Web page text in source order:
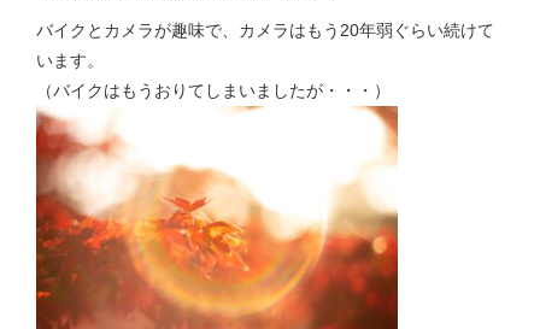
バイクとカメラが趣味で、カメラはもう20年弱ぐらい続けて
います。
（バイクはもうおりてしまいましたが・・・）